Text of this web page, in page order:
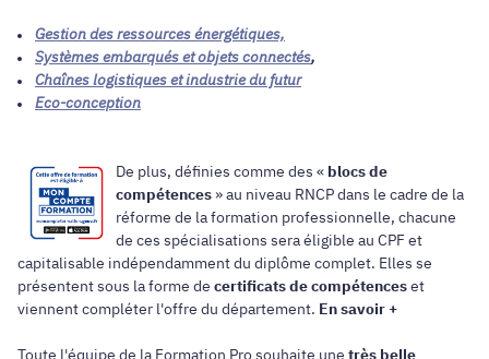
Gestion des ressources énergétiques,
Systèmes embarqués et objets connectés,
Chaînes logistiques et industrie du futur
Eco-conception
De plus, définies comme des « blocs de
compétences» au niveau RNCP dans le cadre de la
réforme de la formation professionnelle, chacune
de ces spécialisations sera éligible au CPF et
capitalisable indépendamment du diplôme complet. Elles se
présentent sous la forme de certificats de compétenceset
viennent compléter l'offre du département. En savoir +
Toute l'équipe de la Formation Pro souhaite une très belle